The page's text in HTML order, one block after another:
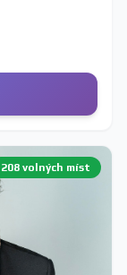
208 volných míst